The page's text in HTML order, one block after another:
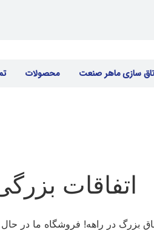
سازی ماهر صنعت محصولات
اتفاقات
بزرگ در راهه! فروشگاه ما در